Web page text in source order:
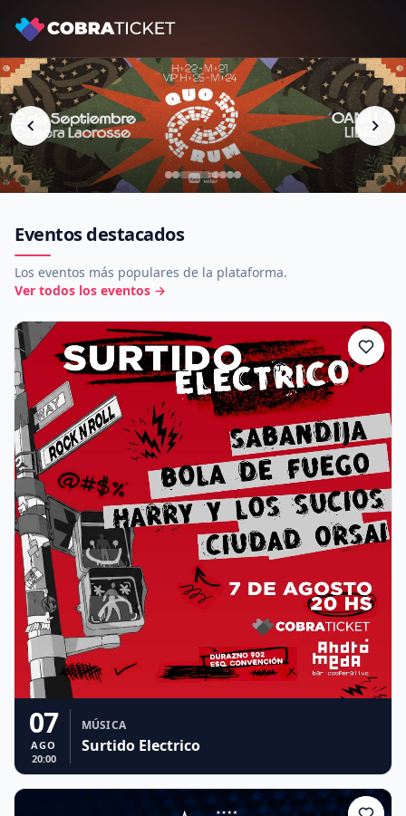
Eventos destacados
Los eventos más populares de la plataforma.
Ver todos los eventos →
07
AGO
20:00
MÚSICA
Surtido Electrico